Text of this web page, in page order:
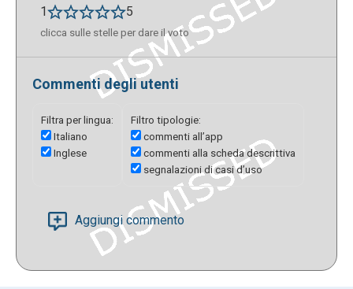
1
5
clicca sulle stelle per dare il voto
Commenti degli utenti
Filtra per lingua:
Italiano
Inglese
Filtro tipologie:
commenti all’app
commenti alla scheda descrittiva
segnalazioni di casi d’uso
Aggiungi commento